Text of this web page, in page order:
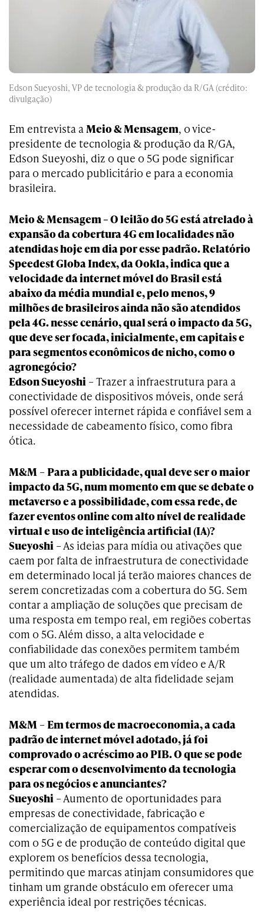
Edson Sueyoshi, VP de tecnologia & produção da R/GA (crédito:
divulgação)
Em entrevista a Meio & Mensagem, o vice-
presidente de tecnologia & produção da R/GA,
Edson Sueyoshi, diz o que o 5G pode significar
para o mercado publicitário e para a economia
brasileira.
Meio & Mensagem – O leilão do 5G está atrelado à
expansão da cobertura 4G em localidades não
atendidas hoje em dia por esse padrão. Relatório
Speedest Globa Index, da Ookla, indica que a
velocidade da internet móvel do Brasil está
abaixo da média mundial e, pelo menos, 9
milhões de brasileiros ainda não são atendidos
pela 4G. nesse cenário, qual será o impacto da 5G,
que deve ser focada, inicialmente, em capitais e
para segmentos econômicos de nicho, como o
agronegócio?
Edson Sueyoshi – Trazer a infraestrutura para a
conectividade de dispositivos móveis, onde será
possível oferecer internet rápida e confiável sem a
necessidade de cabeamento físico, como fibra
ótica.
M&M –Para a publicidade, qual deve ser o maior
impacto da 5G, num momento em que se debate o
metaverso e a possibilidade, com essa rede, de
fazer eventos online com alto nível de realidade
virtual e uso de inteligência artificial (IA)?
Sueyoshi – As ideias para mídia ou ativações que
caem por falta de infraestrutura de conectividade
em determinado local já terão maiores chances de
serem concretizadas com a cobertura do 5G. Sem
contar a ampliação de soluções que precisam de
uma resposta em tempo real, em regiões cobertas
com o 5G. Além disso, a alta velocidade e
confiabilidade das conexões permitem também
que um alto tráfego de dados em vídeo e A/R
(realidade aumentada) de alta fidelidade sejam
atendidas.
M&M –Em termos de macroeconomia, a cada
padrão de internet móvel adotado, já foi
comprovado o acréscimo ao PIB. O que se pode
esperar com o desenvolvimento da tecnologia
para os negócios e anunciantes?
Sueyoshi – Aumento de oportunidades para
empresas de conectividade, fabricação e
comercialização de equipamentos compatíveis
com o 5G e de produção de conteúdo digital que
explorem os benefícios dessa tecnologia,
permitindo que marcas atinjam consumidores que
tinham um grande obstáculo em oferecer uma
experiência ideal por restrições técnicas.